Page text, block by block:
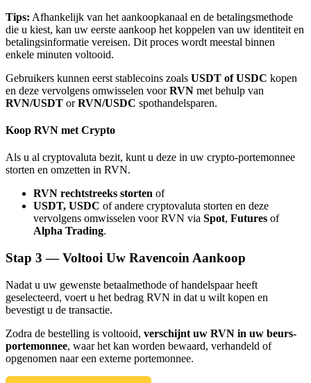
Tot 65% commissies!
Doorverwijzing
Nodig een vriend uit om contante beloningen te ontvangen
BTC Welcome Rewards
Tips: Afhankelijk van het aankoopkanaal en de betalingsmethode
die u kiest, kan uw eerste aankoop het koppelen van uw identiteit en
betalingsinformatie vereisen. Dit proces wordt meestal binnen
enkele minuten voltooid.
Gebruikers kunnen eerst stablecoins zoals USDT of USDC kopen
en deze vervolgens omwisselen voorRVN met behulp van
RVN/USDT orRVN/USDC spothandelsparen.
Koop RVN met Crypto
Als u al cryptovaluta bezit, kunt u deze in uw crypto-portemonnee
storten en omzetten in RVN.
RVN rechtstreeks storten of
USDT, USDC of andere cryptovaluta storten en deze
vervolgens omwisselen voor RVN via Spot, Futures of
Alpha Trading.
Stap 3 —Voltooi Uw Ravencoin Aankoop
Nadat u uw gewenste betaalmethode of handelspaar heeft
geselecteerd, voert u het bedrag RVN in dat u wilt kopen en
bevestigt u de transactie.
Zodra de bestelling is voltooid, verschijnt uw RVN in uw beurs-
portemonnee, waar het kan worden bewaard, verhandeld of
opgenomen naar een externe portemonnee.